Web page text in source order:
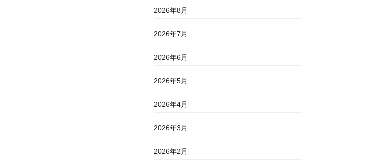
2026年8月
2026年7月
2026年6月
2026年5月
2026年4月
2026年3月
2026年2月